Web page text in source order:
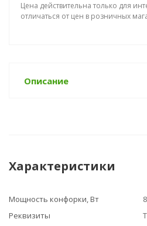
Цена действительна только для
отличаться от цен в розничных
Описание
Характеристики
Мощность конфорки, Вт
8
Реквизиты